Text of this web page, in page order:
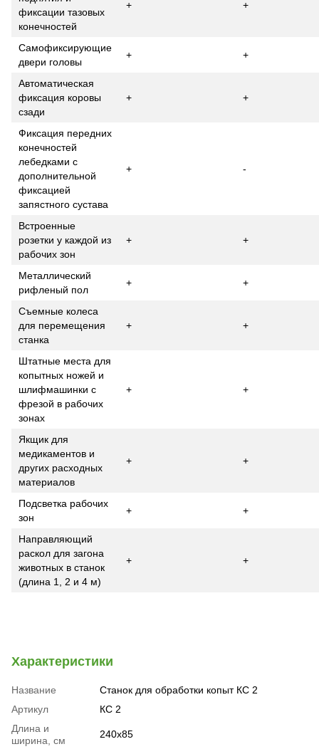
фиксации тазовых
конечностей
+ +
Самофиксирующие
двери головы
+ +
Автоматическая
фиксация коровы
сзади
+ +
Фиксация передних
конечностей
лебедками с
дополнительной
фиксацией
запястного сустава
+ -
Встроенные
розетки у каждой из
рабочих зон
+ +
Металлический
рифленый пол
+ +
Съемные колеса
для перемещения
станка
+ +
Штатные места для
копытных ножей и
шлифмашинки с
фрезой в рабочих
зонах
+ +
Якщик для
медикаментов и
других расходных
материалов
+ +
Подсветка рабочих
зон
+ +
Направляющий
раскол для загона
животных в станок
(длина 1, 2 и 4 м)
+ +
Характеристики
Название
Станок для обработки копыт КС 2
Артикул
КС 2
Длина и
ширина, см
240х85